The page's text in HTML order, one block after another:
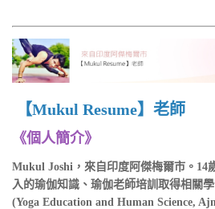
【Mukul Resume】老師
《個人簡介》
Mukul Joshi，來自印度阿傑梅爾市。14
入的瑜伽知識、瑜伽老師培訓取得相關
(Yoga Education and Human Science,